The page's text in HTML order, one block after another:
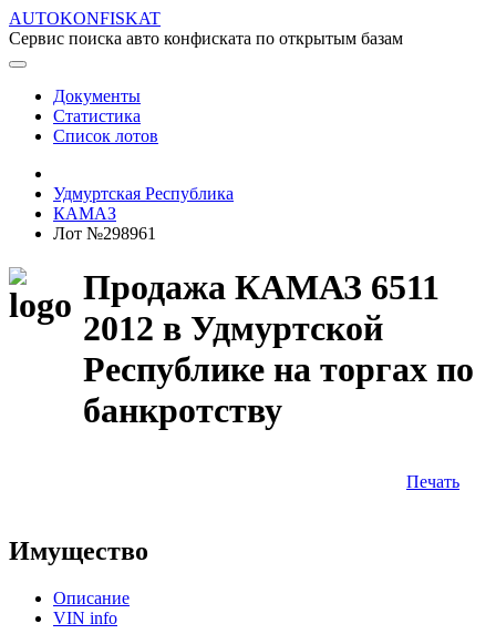
AUTOKONFISKAT
Сервис поиска авто конфиската по открытым базам
Документы
Статистика
Список лотов
Удмуртская Республика
КАМАЗ
Лот №298961
Продажа КАМАЗ 6511
2012 в Удмуртской
Республике на торгах по
банкротству
Печать
Имущество
Описание
VIN info